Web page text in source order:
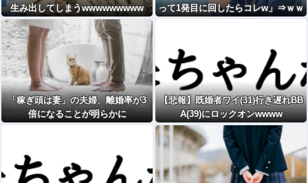
生み出してしまうwwwwwwwww
って1発目に回したらコレw」⇒ｗｗ
「稼ぎ頭は妻」の夫婦、離婚率が3
倍になることが明らかに
【悲報】既婚者ワイ(31)行き遅れBB
A(39)にロックオンwwww